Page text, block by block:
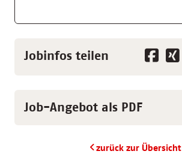
Jobinfos teilen
Job-Angebot als PDF
zurück zur Übersicht